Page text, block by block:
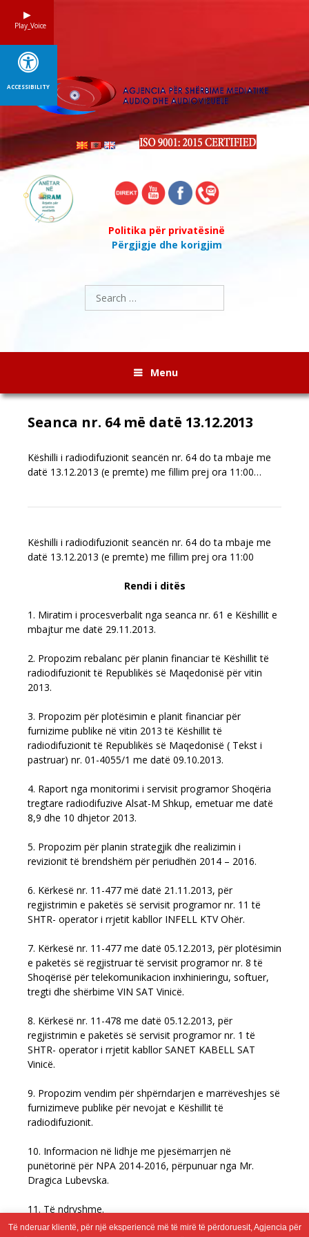
Politika për privatësinë
Përgjigje dhe korigjim
Search
for:
Menu
Seanca nr. 64 më datë 13.12.2013
Këshilli i radiodifuzionit seancën nr. 64 do ta mbaje me
datë 13.12.2013 (e premte) me fillim prej ora 11:00…
Këshilli i radiodifuzionit seancën nr. 64 do ta mbaje me
datë 13.12.2013 (e premte) me fillim prej ora 11:00
Rendi i ditës
1. Miratim i procesverbalit nga seanca nr. 61 e Këshillit e
mbajtur me datë 29.11.2013.
2. Propozim rebalanc për planin financiar të Këshillit të
radiodifuzionit të Republikës së Maqedonisë për vitin
2013.
3. Propozim për plotësimin e planit financiar për
furnizime publike në vitin 2013 të Këshillit të
radiodifuzionit të Republikës së Maqedonisë ( Tekst i
pastruar) nr. 01-4055/1 me datë 09.10.2013.
4. Raport nga monitorimi i servisit programor Shoqëria
tregtare radiodifuzive Alsat-M Shkup, emetuar me datë
8,9 dhe 10 dhjetor 2013.
5. Propozim për planin strategjik dhe realizimin i
revizionit të brendshëm për periudhën 2014 – 2016.
6. Kërkesë nr. 11-477 më datë 21.11.2013, për
regjistrimin e paketës së servisit programor nr. 11 të
SHTR- operator i rrjetit kabllor INFELL KTV Ohër.
7. Kërkesë nr. 11-477 me datë 05.12.2013, për plotësimin
e paketës së regjistruar të servisit programor nr. 8 të
Shoqërisë për telekomunikacion inxhinieringu, softuer,
tregti dhe shërbime VIN SAT Vinicë.
8. Kërkesë nr. 11-478 me datë 05.12.2013, për
regjistrimin e paketës së servisit programor nr. 1 të
SHTR- operator i rrjetit kabllor SANET KABELL SAT
Vinicë.
9. Propozim vendim për shpërndarjen e marrëveshjes së
furnizimeve publike për nevojat e Këshillit të
radiodifuzionit.
10. Informacion në lidhje me pjesëmarrjen në
punëtorinë për NPA 2014-2016, përpunuar nga Mr.
Dragica Lubevska.
11. Të ndryshme.
Të nderuar klientë, për një eksperiencë më të mirë të përdoruesit, Agjencia për
Play_Voice
ACCESSIBILITY